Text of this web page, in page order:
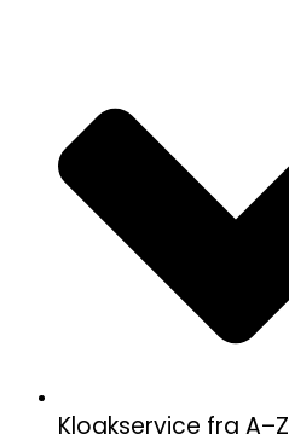
Kloakservice fra A–Z